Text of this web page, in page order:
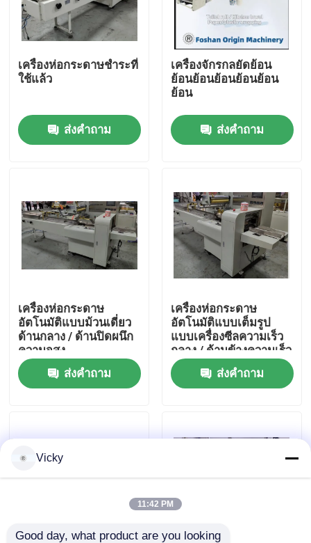
บ้าน
เกี่ยวกับเรา
ทัวร์โรงงาน
การควบคุมคุณภาพ
ติดต่อเรา
สายการผลิตกระดาษทิชชู
เครื่องห่อกระดาษชำระที่
ใช้แล้ว
ส่งคำถาม
เครื่องจักรกลยัดย้อน
ย้อนย้อนย้อนย้อนย้อน
ย้อน
ส่งคำถาม
เครื่องห่อกระดาษ
อัตโนมัติแบบม้วนเดี่ยว
ด้านกลาง / ด้านปิดผนึก
ความจุสูง
ส่งคำถาม
เครื่องห่อกระดาษ
อัตโนมัติแบบเต็มรูป
แบบเครื่องซีลความเร็ว
กลาง / ด้านข้างความเร็ว
สูง
ส่งคำถาม
Vicky
11:42 PM
Good day, what product are you looking